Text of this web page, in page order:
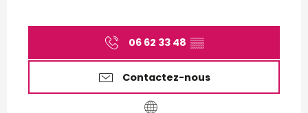
06 62 33 48 ▒▒
Contactez-nous